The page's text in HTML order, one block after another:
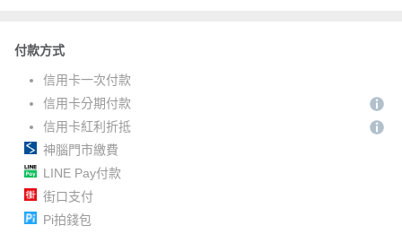
付款方式
信用卡一次付款
信用卡分期付款
信用卡紅利折抵
神腦門市繳費
LINE Pay付款
街口支付
Pi拍錢包